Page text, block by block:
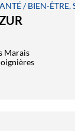
/ BIEN-
Marais